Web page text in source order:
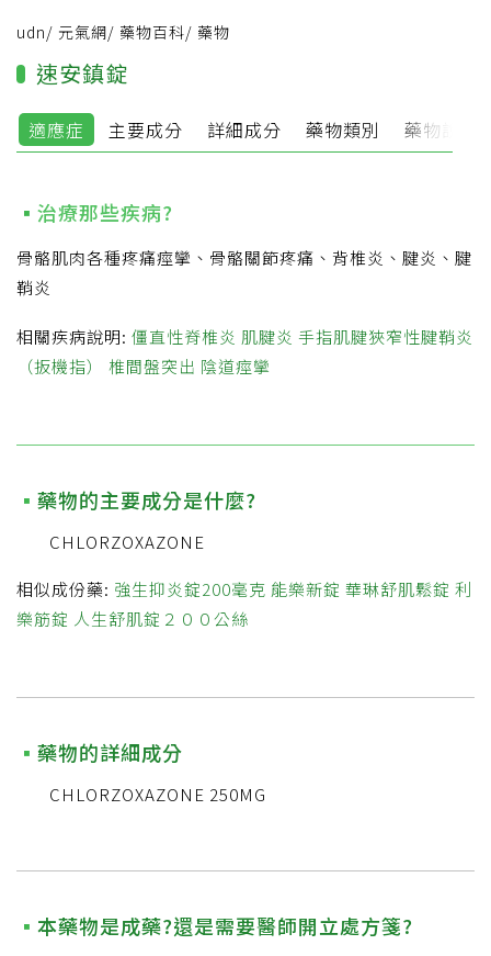
udn/ 元氣網/ 藥物百科/ 藥物
速安鎮錠
適應症 主要成分 詳細成分 藥物類別 藥物說明
治療那些疾病?
骨骼肌肉各種疼痛痙攣、骨骼關節疼痛、背椎炎、腱炎、腱
鞘炎
相關疾病說明: 僵直性脊椎炎 肌腱炎 手指肌腱狹窄性腱鞘炎
（扳機指）
椎間盤突出 陰道痙攣
藥物的主要成分是什麼?
CHLORZOXAZONE
相似成份藥: 強生抑炎錠200毫克 能樂新錠 華琳舒肌鬆錠 利
樂筋錠 人生舒肌錠２００公絲
藥物的詳細成分
CHLORZOXAZONE 250MG
本藥物是成藥?還是需要醫師開立處方箋?